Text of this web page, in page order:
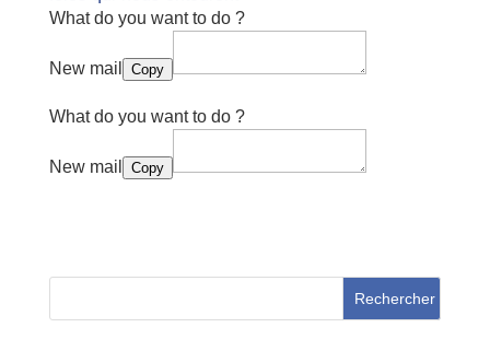
What do you want to do ?
New mail Copy
What do you want to do ?
New mail Copy